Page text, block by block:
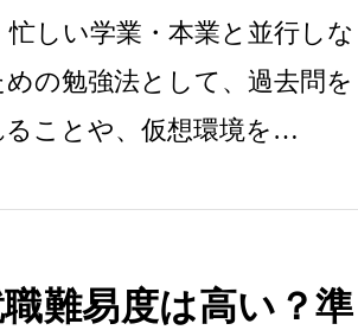
しい学業・本業と並行しな
の勉強法として、過去問を
ことや、仮想環境を…
難易度は高い？準